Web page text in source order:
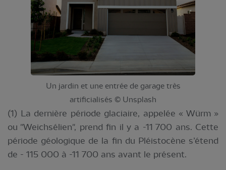
Un jardin et une entrée de garage très
artificialisés © Unsplash
(1) La dernière période glaciaire, appelée « Würm »
ou "Weichsélien", prend fin il y a -11 700 ans. Cette
période géologique de la fin du Pléistocène s’étend
de - 115 000 à -11 700 ans avant le présent.